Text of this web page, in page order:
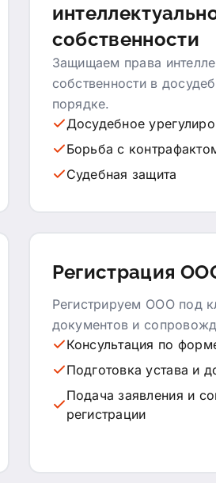
собственности
Защищаем права
собственности в
порядке.
Досудебное
Борьба с
Судебная защита
Регистрация
Регистрируем ООО под
документов и
Консультация по
Подготовка устава и
Подача заявления и
регистрации